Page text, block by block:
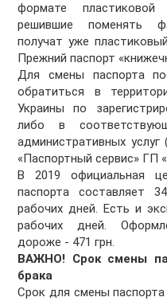
формате
решившие поменять
получат уже
Прежний паспорт
Для смены паспорта
обратиться в
Украины по
либо в
административных
«Паспортный сервис» ГП
В 2019 официальная
паспорта составляет
рабочих дней. Есть и
рабочих дней.
дороже - 471 грн.
ВАЖНО! Срок смены
брака
Срок для смены